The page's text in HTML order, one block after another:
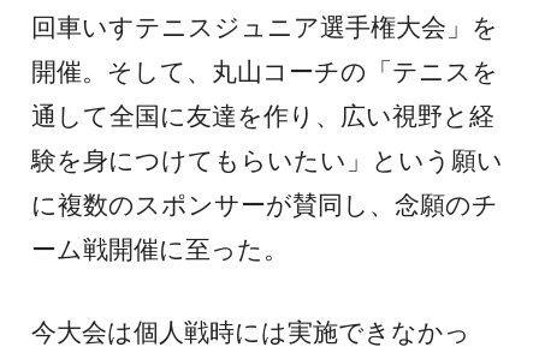
回車いすテニスジュニア選手権大会」を
開催。そして、丸山コーチの「テニスを
通して全国に友達を作り、広い視野と経
験を身につけてもらいたい」という願い
に複数のスポンサーが賛同し、念願のチ
ーム戦開催に至った。
今大会は個人戦時には実施できなかっ